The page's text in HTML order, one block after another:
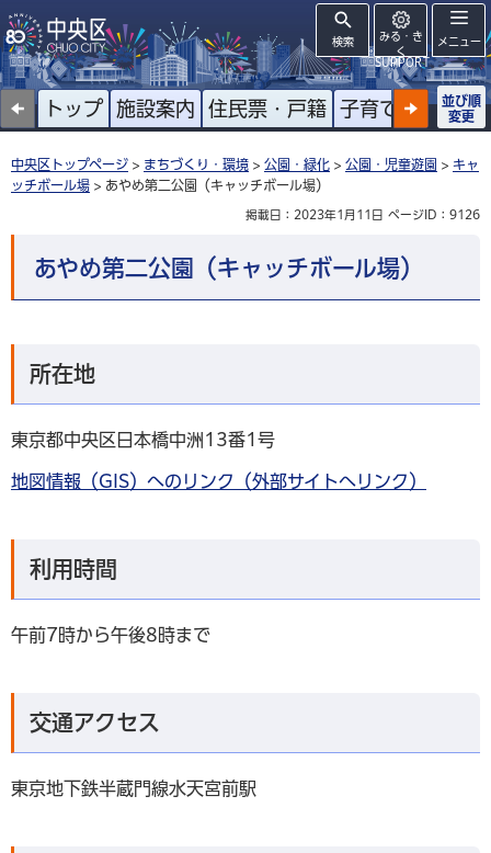
検索
みる・き
く
SUPPORT
メニュー
トップ 施設案内 住民票・戸籍 子育て 高齢者
並び順
変更
中央区トップページ > まちづくり・環境 > 公園・緑化 > 公園・児童遊園 > キャ
ッチボール場 > あやめ第二公園（キャッチボール場）
掲載日：2023年1月11日 ページID：9126
あやめ第二公園（キャッチボール場）
所在地
東京都中央区日本橋中洲13番1号
地図情報（GIS）へのリンク（外部サイトへリンク）
利用時間
午前7時から午後8時まで
交通アクセス
東京地下鉄半蔵門線水天宮前駅